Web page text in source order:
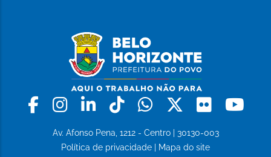
Facebook
Instagram
LinkedinTiktokWhatsapp
X Flickr
Av. Afonso Pena, 1212 - Centro | 30130-003
Política de privacidade
Mapa do site